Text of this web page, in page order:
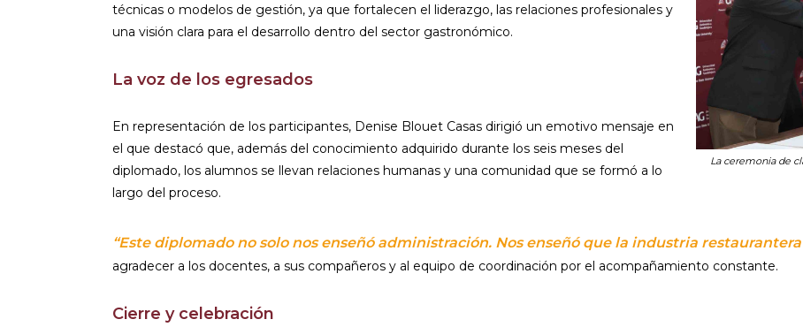
técnicas o modelos de gestión, ya que fortalecen el liderazgo, las relaciones profesionales y
una visión clara para el desarrollo dentro del sector gastronómico.
La voz de los egresados
En representación de los participantes, Denise Blouet Casas dirigió un emotivo mensaje en
el que destacó que, además del conocimiento adquirido durante los seis meses del
diplomado, los alumnos se llevan relaciones humanas y una comunidad que se formó a lo
largo del proceso.
La ceremonia de
“Este diplomado no solo nos enseñó administración. Nos enseñó que la industria
agradecer a los docentes, a sus compañeros y al equipo de coordinación por el acompañamiento constante.
Cierre y celebración